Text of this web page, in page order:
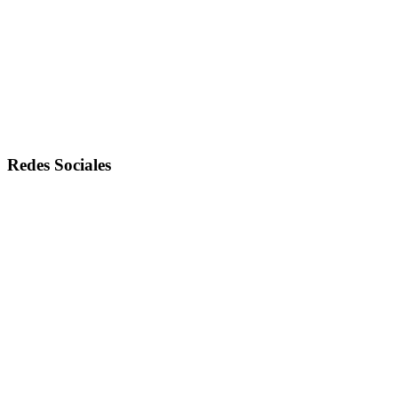
Redes Sociales